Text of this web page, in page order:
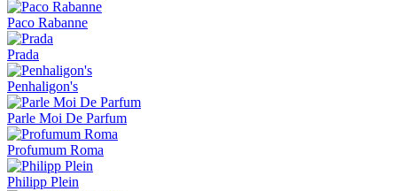
Paco Rabanne
Prada
Penhaligon's
Parle Moi De Parfum
Profumum Roma
Philipp Plein